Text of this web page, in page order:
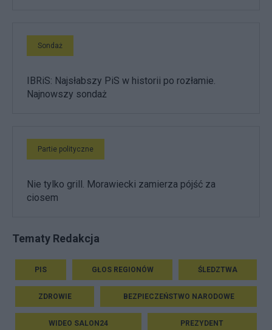
Sondaż
IBRiS: Najsłabszy PiS w historii po rozłamie.
Najnowszy sondaż
Partie polityczne
Nie tylko grill. Morawiecki zamierza pójść za
ciosem
Tematy Redakcja
PIS GŁOS REGIONÓW ŚLEDZTWA
ZDROWIE BEZPIECZEŃSTWO NARODOWE
WIDEO SALON24 PREZYDENT